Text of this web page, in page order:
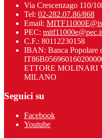
Via Crescenzago 110/
Tel: 02-282.07.86/868
Email:
PEC:
C.F.: 80112230158
IBAN: Banca Popolare
ETTORE MOLINARI
MILANO
Seguici su
Facebook
Youtube